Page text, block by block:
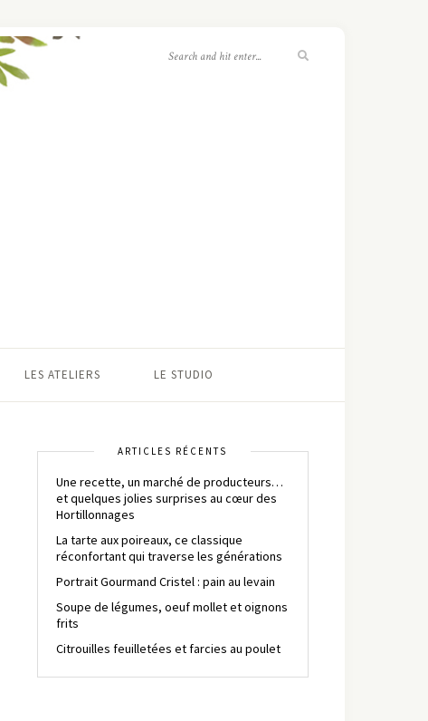
LES ATELIERS LE STUDIO
ARTICLES RÉCENTS
Une recette, un marché de producteurs…
et quelques jolies surprises au cœur des
Hortillonnages
La tarte aux poireaux, ce classique
réconfortant qui traverse les générations
Portrait Gourmand Cristel : pain au levain
Soupe de légumes, oeuf mollet et oignons
frits
Citrouilles feuilletées et farcies au poulet